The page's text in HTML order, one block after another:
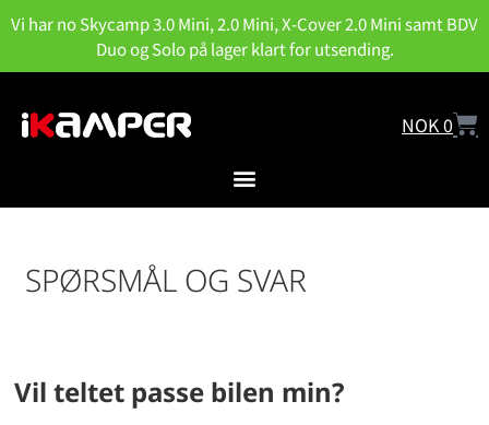
Vi har no Skycamp 3.0 Mini, 2.0 Mini, X-Cover 2.0 Mini samt BDV
Duo og Solo på lager klart for utsending.
NOK0
SPØRSMÅL OG SVAR
Vil teltet passe bilen min?